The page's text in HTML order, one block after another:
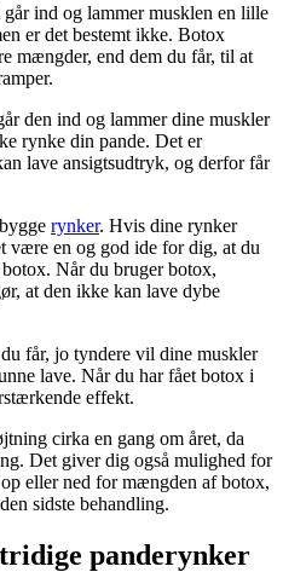
ind og lammer musklen en lille
er det bestemt ikke. Botox
mængder, end dem du får, til at
den ind og lammer dine muskler
rynke din pande. Det er
lave ansigtsudtryk, og derfor får
rynker. Hvis dine rynker
være en og god ide for dig, at du
Når du bruger botox,
at den ikke kan lave dybe
får, jo tyndere vil dine muskler
lave. Når du har fået botox i
effekt.
cirka en gang om året, da
Det giver dig også mulighed for
eller ned for mængden af botox,
sidste behandling.
panderynker